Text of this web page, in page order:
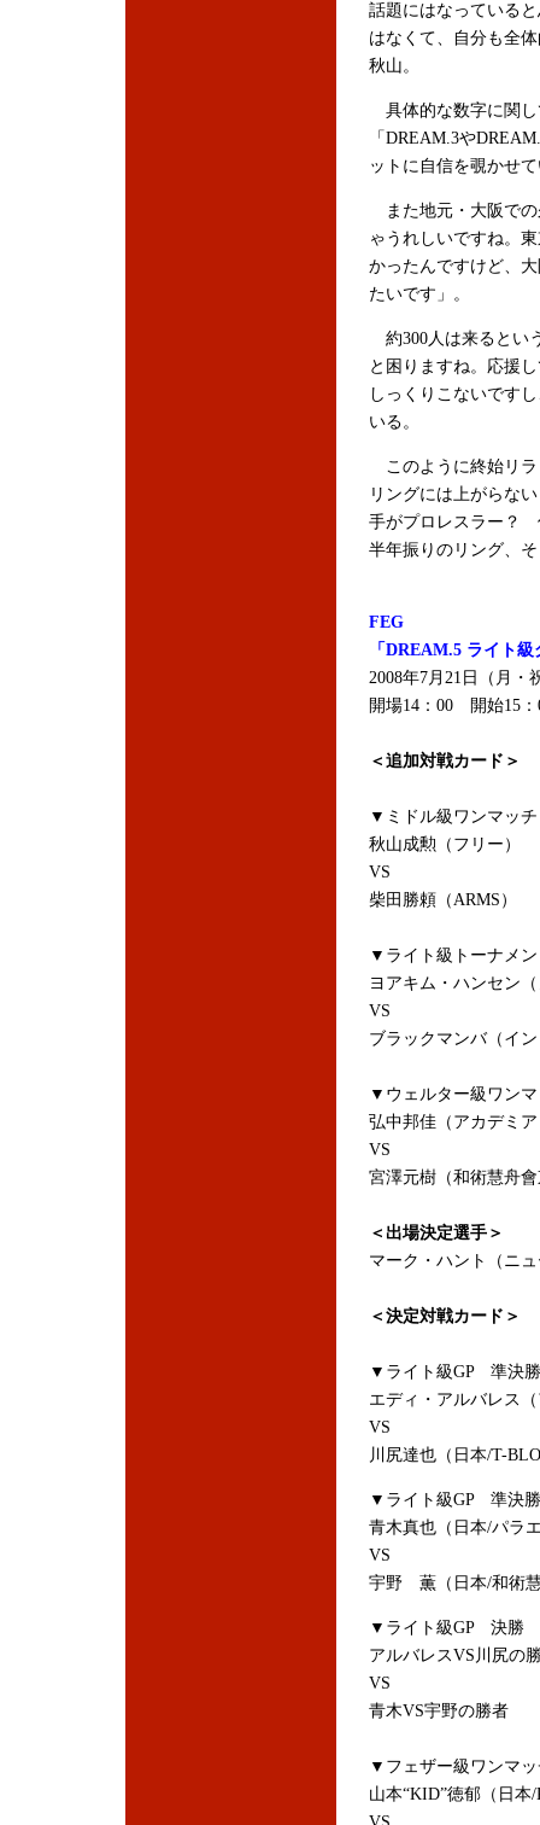
話題にはなっている
はなくて、自分も全
秋山。
具体的な数字に関
「DREAM.3や
ットに自信を覗かせ
また地元・大阪での
ゃうれしいですね。
かったんですけど、
たいです」。
約300人は来るとい
と困りますね。応援
しっくりこないです
いる。
このように終始リラ
リングには上がらな
手がプロレスラー？
半年振りのリング、
FEG
「DREAM.5 ライト
2008年7月21日（月・
開場14：00 開始15：
＜追加対戦カード＞
▼ミドル級ワンマッチ
秋山成勲（フリー）
VS
柴田勝頼（ARMS）
▼ライト級トーナメ
ヨアキム・ハンセン
VS
ブラックマンバ（イ
▼ウェルター級ワン
弘中邦佳（アカデミ
VS
宮澤元樹（和術慧舟
＜出場決定選手＞
マーク・ハント（ニ
＜決定対戦カード＞
▼ライト級GP 準決勝
エディ・アルバレス
VS
川尻達也（日本/T-
▼ライト級GP 準決勝
青木真也（日本/パラ
VS
宇野 薫（日本/和術
▼ライト級GP 決勝
アルバレスVS川尻の
VS
青木VS宇野の勝者
▼フェザー級ワンマ
山本“KID”徳郁（日本